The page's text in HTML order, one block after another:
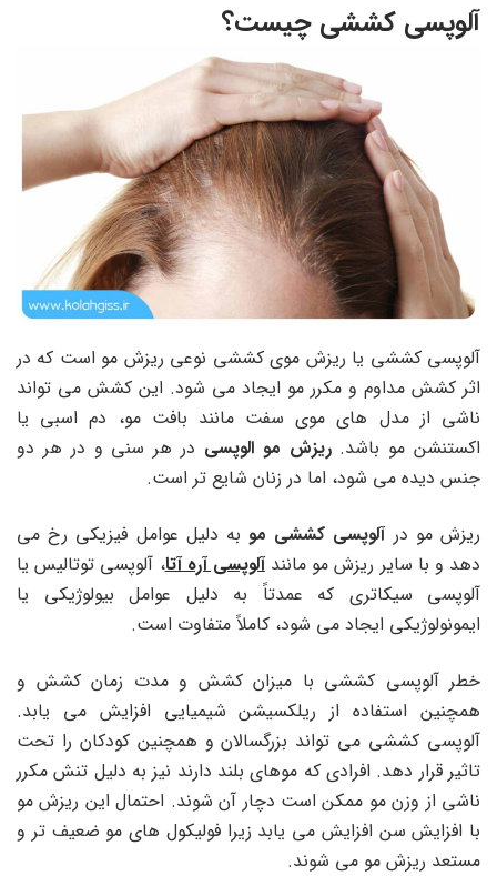
آلوپسی کششی چیست؟
آلوپسی کششی یا ریزش موی کششی نوعی ریزش مو است که در
اثر کشش مداوم و مکرر مو ایجاد می شود. این کشش می تواند
ناشی از مدل های موی سفت مانند بافت مو، دم اسبی یا
اکستنشن مو باشد.ریزش مو الوپسی در هر سنی و در هر دو
جنس دیده می شود، اما در زنان شایع تر است.
ریزش مو درآلوپسی کششی مو به دلیل عوامل فیزیکی رخ می
دهد و با سایر ریزش مو مانندآلوپسی آره آتا، آلوپسی توتالیس یا
آلوپسی سیکاتری که عمدتاً به دلیل عوامل بیولوژیکی یا
ایمونولوژیکی ایجاد می شود، کاملاً متفاوت است.
خطر آلوپسی کششی با میزان کشش و مدت زمان کشش و
همچنین استفاده از ریلکسیشن شیمیایی افزایش می یابد.
آلوپسی کششی می تواند بزرگسالان و همچنین کودکان را تحت
تاثیر قرار دهد. افرادی که موهای بلند دارند نیز به دلیل تنش مکرر
ناشی از وزن مو ممکن است دچار آن شوند. احتمال این ریزش مو
با افزایش سن افزایش می ‌یابد زیرا فولیکول های مو ضعیف ‌تر و
مستعد ریزش مو می شوند.